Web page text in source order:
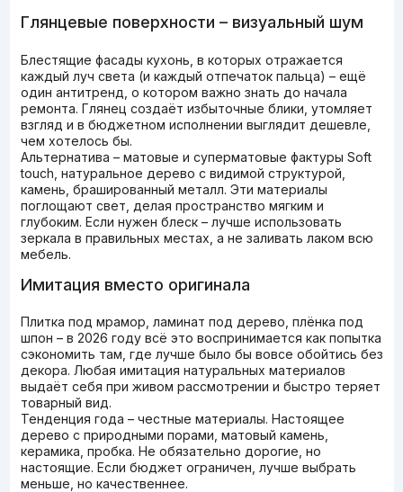
Глянцевые поверхности – визуальный шум
Блестящие фасады кухонь, в которых отражается
каждый луч света (и каждый отпечаток пальца) – ещё
один антитренд, о котором важно знать до начала
ремонта. Глянец создаёт избыточные блики, утомляет
взгляд и в бюджетном исполнении выглядит дешевле,
чем хотелось бы.
Альтернатива – матовые и суперматовые фактуры Soft
touch, натуральное дерево с видимой структурой,
камень, брашированный металл. Эти материалы
поглощают свет, делая пространство мягким и
глубоким. Если нужен блеск – лучше использовать
зеркала в правильных местах, а не заливать лаком всю
мебель.
Имитация вместо оригинала
Плитка под мрамор, ламинат под дерево, плёнка под
шпон – в 2026 году всё это воспринимается как попытка
сэкономить там, где лучше было бы вовсе обойтись без
декора. Любая имитация натуральных материалов
выдаёт себя при живом рассмотрении и быстро теряет
товарный вид.
Тенденция года – честные материалы. Настоящее
дерево с природными порами, матовый камень,
керамика, пробка. Не обязательно дорогие, но
настоящие. Если бюджет ограничен, лучше выбрать
меньше, но качественнее.